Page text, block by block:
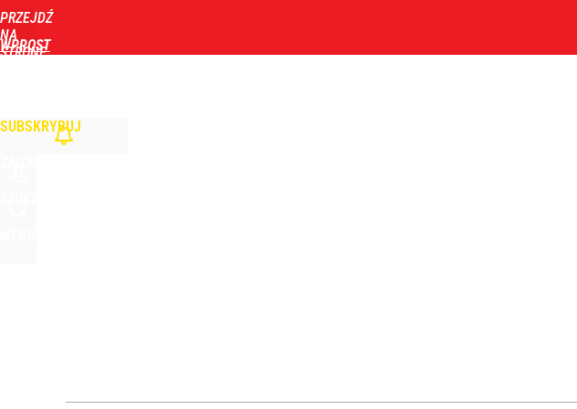
PRZEJDŹ
NA
STRONĘ
WPROST
SUBSKRYBUJ
2